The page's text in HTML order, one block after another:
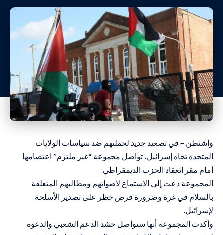
واشنطن – في تصعيد جديد لحملتهم ضد سياسات الولايات
المتحدة تجاه إسرائيل، تواصل مجموعة “غير ملتزم” اعتصامها
أمام مقر انعقاد الحزب الديمقراطي.
المجموعة دعت إلى الاستماع لأصواتهم ومطالبهم المتعلقة
بالسلام في غزة وضرورة فرض حظر على تصدير الأسلحة
لإسرائيل.
وأكدت المجموعة أنها ستواصل حشد الدعم الشعبي والدعوة